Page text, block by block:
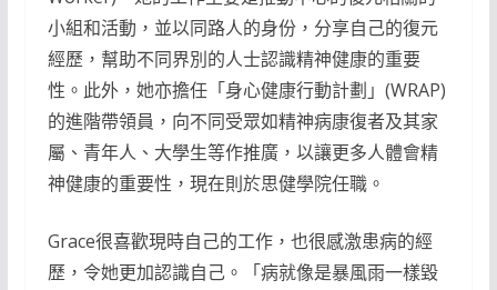
小組和活動，並以同路人的身份，分享自己的復元
經歷，幫助不同界別的人士認識精神健康的重要
性。此外，她亦擔任「身心健康行動計劃」(WRAP)
的進階帶領員，向不同受眾如精神病康復者及其家
屬、青年人、大學生等作推廣，以讓更多人體會精
神健康的重要性，現在則於思健學院任職。
Grace很喜歡現時自己的工作，也很感激患病的經
歷，令她更加認識自己。「病就像是暴風雨一樣毀